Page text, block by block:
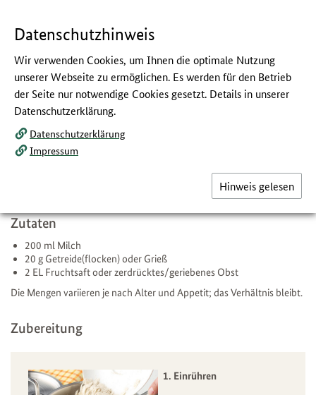
und
Service
Milch-Getreide-Brei
Rezept und Zubereitung
Etwa einen Monat nachdem Sie den Gemüse-Kartoffel-Fleisch-Brei
eingeführt haben, kommt der 2. Brei dazu. Das kann der Milch-
Getreide-Brei sein, den Sie zum Beispiel am Abend füttern. Diesen
Brei können Sie direkt mit allen Zutaten einführen.
Zutaten
200 ml Milch
20 g Getreide(flocken) oder Grieß
2 EL Fruchtsaft oder zerdrücktes/geriebenes Obst
Die Mengen variieren je nach Alter und Appetit; das Verhältnis bleibt.
Zubereitung
1. Einrühren
Datenschutzhinweis
Wir verwenden Cookies, um Ihnen die optimale Nutzung
unserer Webseite zu ermöglichen. Es werden für den Betrieb
der Seite nur notwendige Cookies gesetzt. Details in unserer
Datenschutzerklärung.
Datenschutzerklärung
Impressum
Hinweis gelesen